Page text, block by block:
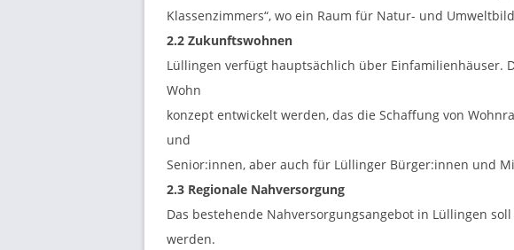
Klassenzimmers“, wo ein Raum für Natur- und
2.2 Zukunftswohnen
Lüllingen verfügt hauptsächlich über Einfamilienhäuser.
Wohn
konzept entwickelt werden, das die Schaffung von
und
Senior:innen, aber auch für Lüllinger Bürger:innen und
2.3 Regionale Nahversorgung
Das bestehende Nahversorgungsangebot in Lüllingen
werden.